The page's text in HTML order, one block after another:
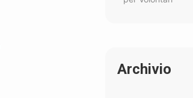
Archivio